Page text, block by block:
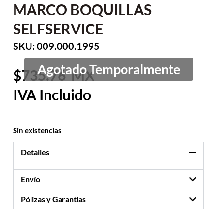
MARCO BOQUILLAS
SELFSERVICE
SKU: 009.000.1995
735.76
Sin existencias
Detalles
Envío
Pólizas y Garantías